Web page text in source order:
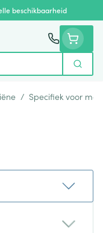
beschikbaarheid
Zoek
/ Specifiek voor